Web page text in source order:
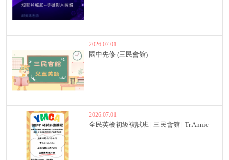
2026.07.01
國中先修 (三民會館)
2026.07.01
全民英檢初級複試班 | 三民會館 | Tr.Annie